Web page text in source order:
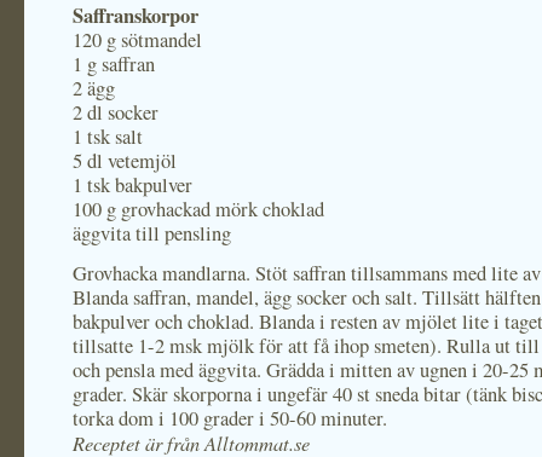
Saffranskorpor
120 g sötmandel
1 g saffran
2 ägg
2 dl socker
1 tsk salt
5 dl vetemjöl
1 tsk bakpulver
100 g grovhackad mörk choklad
äggvita till pensling
Grovhacka mandlarna. Stöt saffran tillsammans med lite
Blanda saffran, mandel, ägg socker och salt. Tillsätt
bakpulver och choklad. Blanda i resten av mjölet lite i
tillsatte 1-2 msk mjölk för att få ihop smeten). Rulla ut till
och pensla med äggvita. Grädda i mitten av ugnen i 20-25
grader. Skär skorporna i ungefär 40 st sneda bitar (tänk
torka dom i 100 grader i 50-60 minuter.
Receptet är från Alltommat.se